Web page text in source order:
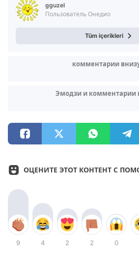
gguzel
Пользователь Онедио
Tüm içerikleri
комментарии
Эмодзи и комментарии
ОЦЕНИТЕ ЭТОТ КОНТЕНТ С
9 4 2 2 0